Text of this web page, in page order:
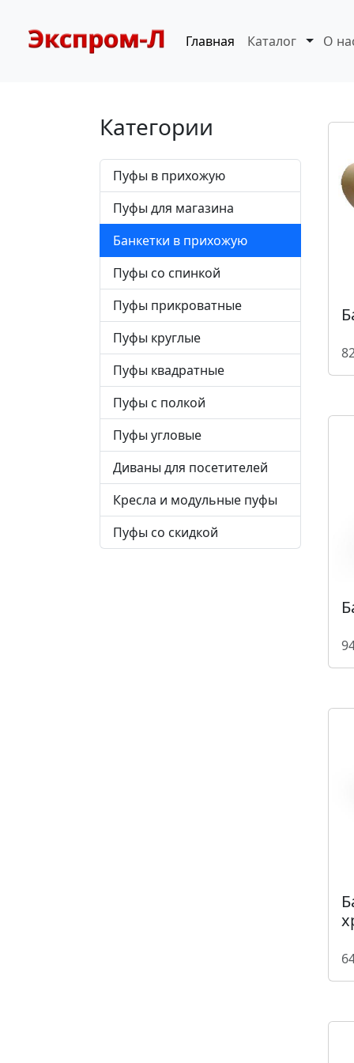
Главная Каталог О
Категории
Пуфы в прихожую
Пуфы для магазина
Банкетки в прихожую
Пуфы со спинкой
Пуфы прикроватные
Пуфы круглые
Пуфы квадратные
Пуфы с полкой
Пуфы угловые
Диваны для посетителей
Кресла и модульные пуфы
Пуфы со скидкой